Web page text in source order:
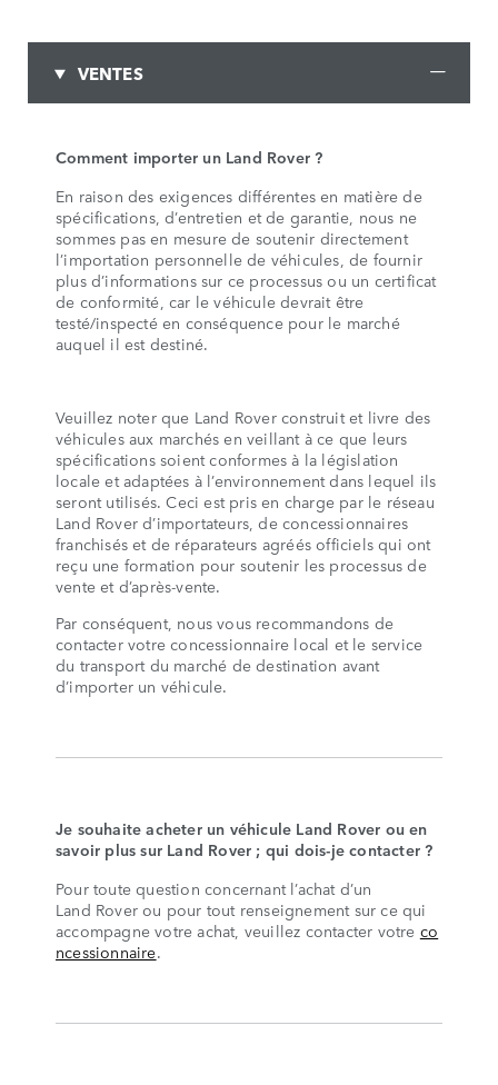
VENTES
Comment importer un Land Rover ?
En raison des exigences différentes en matière de
spécifications, d’entretien et de garantie, nous ne
sommes pas en mesure de soutenir directement
l’importation personnelle de véhicules, de fournir
plus d’informations sur ce processus ou un certificat
de conformité, car le véhicule devrait être
testé/inspecté en conséquence pour le marché
auquel il est destiné.
Veuillez noter que Land Rover construit et livre des
véhicules aux marchés en veillant à ce que leurs
spécifications soient conformes à la législation
locale et adaptées à l’environnement dans lequel ils
seront utilisés. Ceci est pris en charge par le réseau
Land Rover d’importateurs, de concessionnaires
franchisés et de réparateurs agréés officiels qui ont
reçu une formation pour soutenir les processus de
vente et d’après-vente.
Par conséquent, nous vous recommandons de
contacter votre concessionnaire local et le service
du transport du marché de destination avant
d’importer un véhicule.
Je souhaite acheter un véhicule Land Rover ou en
savoir plus sur Land Rover ; qui dois-je contacter ?
Pour toute question concernant l’achat d’un
Land Rover ou pour tout renseignement sur ce qui
accompagne votre achat, veuillez contacter votre co
ncessionnaire.